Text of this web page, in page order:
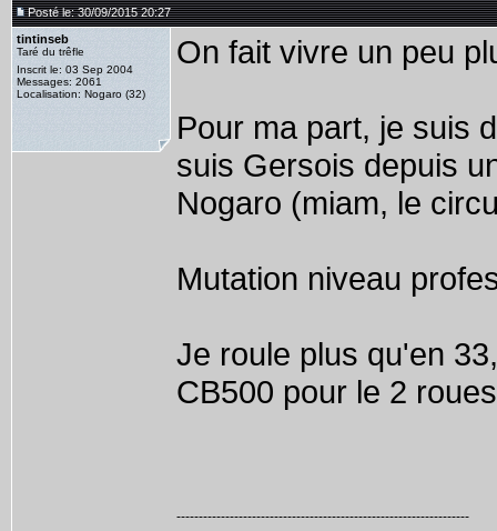
Posté le: 30/09/2015 20:27
tintinseb
Taré du trêfle
Inscrit le: 03 Sep 2004
Messages: 2061
Localisation: Nogaro (32)
On fait vivre un peu
Pour ma part, je suis
suis Gersois depuis
Nogaro (miam, le
Mutation niveau
Je roule plus qu'en
CB500 pour le 2
------------------------------------------------------------------